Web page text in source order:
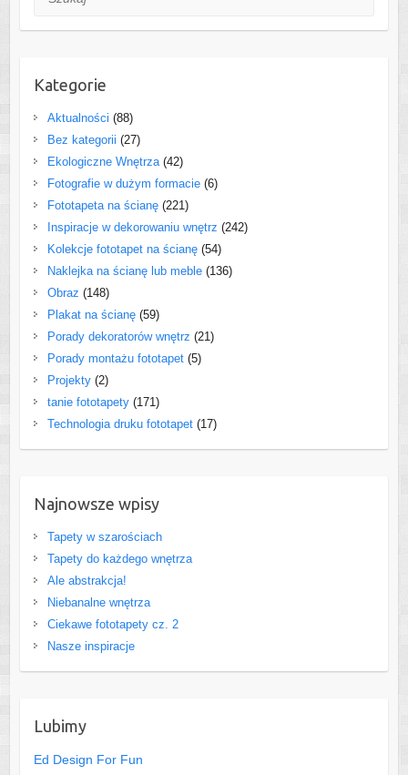
Kategorie
Aktualności (88)
Bez kategorii (27)
Ekologiczne Wnętrza(42)
Fotografie w dużym formacie(6)
Fototapeta na ścianę(221)
Inspiracje w dekorowaniu wnętrz (242)
Kolekcje fototapet na ścianę(54)
Naklejka na ścianę lub meble(136)
Obraz (148)
Plakat na ścianę(59)
Porady dekoratorów wnętrz (21)
Porady montażu fototapet(5)
Projekty(2)
tanie fototapety(171)
Technologia druku fototapet(17)
Najnowsze wpisy
Tapety w szarościach
Tapety do każdego wnętrza
Ale abstrakcja!
Niebanalne wnętrza
Ciekawe fototapety cz. 2
Nasze inspiracje
Lubimy
Ed Design For Fun